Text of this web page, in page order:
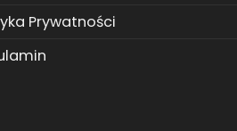
Prywatności